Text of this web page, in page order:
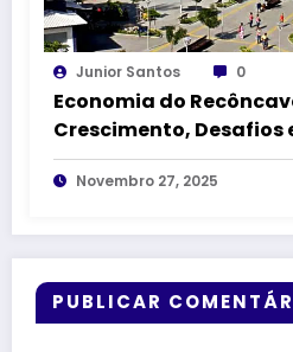
Junior Santos 0
Economia do
Crescimento, Desafios
Principais Cidades
Novembro 27, 2025
PUBLICAR